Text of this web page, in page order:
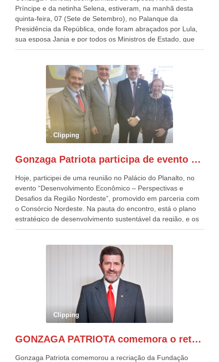
Príncipe e da netinha Selena, estiveram, na manhã desta
quinta-feira, 07 (Sete de Setembro), no Palanque da
Presidência da República, onde foram abraçados por Lula,
sua esposa Janja e por todos os Ministros de Estado, que
estavam presentes, nos Desfiles da Independência da
outros desfiles, na Esplanada dos Ministérios, disse ter sido
o deste ano, o maior e o mais organizado de todos. “Há
quatro décadas, como Patriota até no nome, participo
anualmente dos desfiles de Sete de Setembro, na
Esplanada dos Ministérios, em Brasília. Este ano, o governo
preparou espaços com cadeiras e coberturas, para 30.000
pessoas, só que o número de Patriotas Brasileiros
Independentes, dobrou na Esplanada. Eu, Lula e os
Patriota.
Clipping
Gonzaga Patriota participa de evento em prol do desenvolvimento do Nordeste
Hoje, participei de uma reunião no Palácio do Planalto, no
evento “Desenvolvimento Econômico – Perspectivas e
Desafios da Região Nordeste”, promovido em parceria com
o Consórcio Nordeste. Na pauta do encontro, está o plano
estratégico de desenvolvimento sustentável da região, e os
desafios para a elaboração de políticas públicas, que
evento contou com a presença do Vice-presidente Geraldo
Alckmin, que também ocupa o Ministério do
Desenvolvimento, Indústria, Comércio e Serviços, o ex
governador de Pernambuco, agora Presidente do Banco do
Nordeste, Paulo Câmara, o ex Deputado Federal, e
atualmente Superintendente da SUDENE, Danilo Cabral, da
Governadora de Pernambuco, Raquel Lyra, os ministros da
Casa Civil, Rui Costa, e da Integração e do Desenvolvimento
de todo Nordeste que também ajudam a fomentar o
Clipping
GONZAGA PATRIOTA comemora o retorno da FUNASA
Gonzaga Patriota comemorou a recriação da Fundação